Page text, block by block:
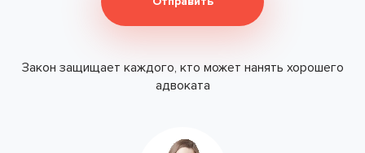
Закон защищает каждого, кто может нанять хорошего
адвоката